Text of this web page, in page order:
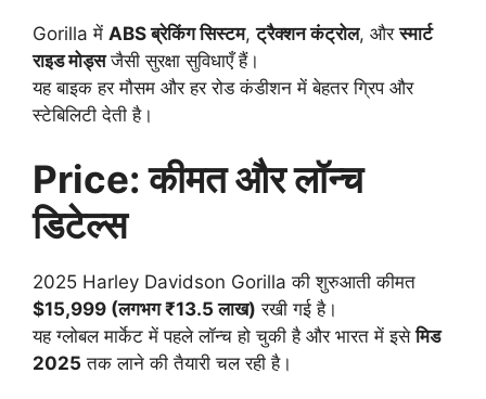
Gorilla में ABS ब्रेकिंग सिस्टम,ट्रैक्शन कंट्रोल, औरस्मार्ट
राइड मोड्सजैसी सुरक्षा सुविधाएँ हैं।
यह बाइक हर मौसम और हर रोड कंडीशन में बेहतर ग्रिप और
स्टेबिलिटी देती है।
Price: कीमत और लॉन्च
डिटेल्स
2025 Harley Davidson Gorilla की शुरुआती कीमत
$15,999 (लगभग ₹13.5 लाख) रखी गई है।
यह ग्लोबल मार्केट में पहले लॉन्च हो चुकी है और भारत में इसेमिड
2025 तक लाने की तैयारी चल रही है।